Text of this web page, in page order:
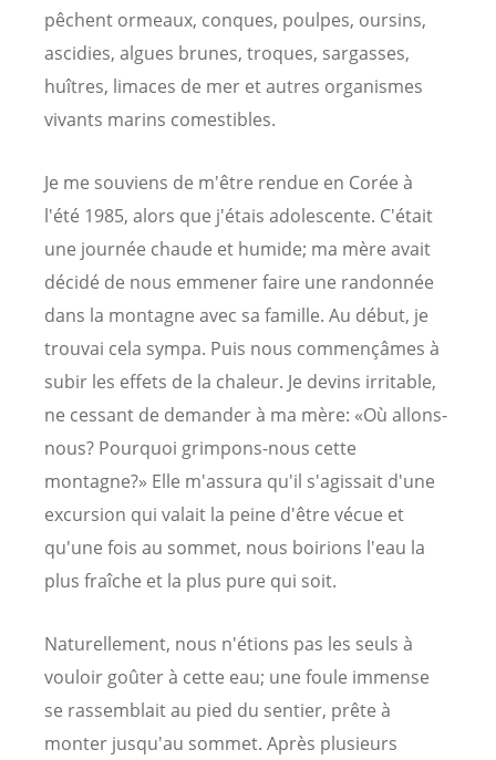
pêchent ormeaux, conques, poulpes, oursins,
ascidies, algues brunes, troques, sargasses,
huîtres, limaces de mer et autres organismes
vivants marins comestibles.
Je me souviens de m'être rendue en Corée à
l'été 1985, alors que j'étais adolescente. C'était
une journée chaude et humide; ma mère avait
décidé de nous emmener faire une randonnée
dans la montagne avec sa famille. Au début, je
trouvai cela sympa. Puis nous commençâmes à
subir les effets de la chaleur. Je devins irritable,
ne cessant de demander à ma mère: «Où allons-
nous? Pourquoi grimpons-nous cette
montagne?» Elle m'assura qu'il s'agissait d'une
excursion qui valait la peine d'être vécue et
qu'une fois au sommet, nous boirions l'eau la
plus fraîche et la plus pure qui soit.
Naturellement, nous n'étions pas les seuls à
vouloir goûter à cette eau; une foule immense
se rassemblait au pied du sentier, prête à
monter jusqu'au sommet. Après plusieurs